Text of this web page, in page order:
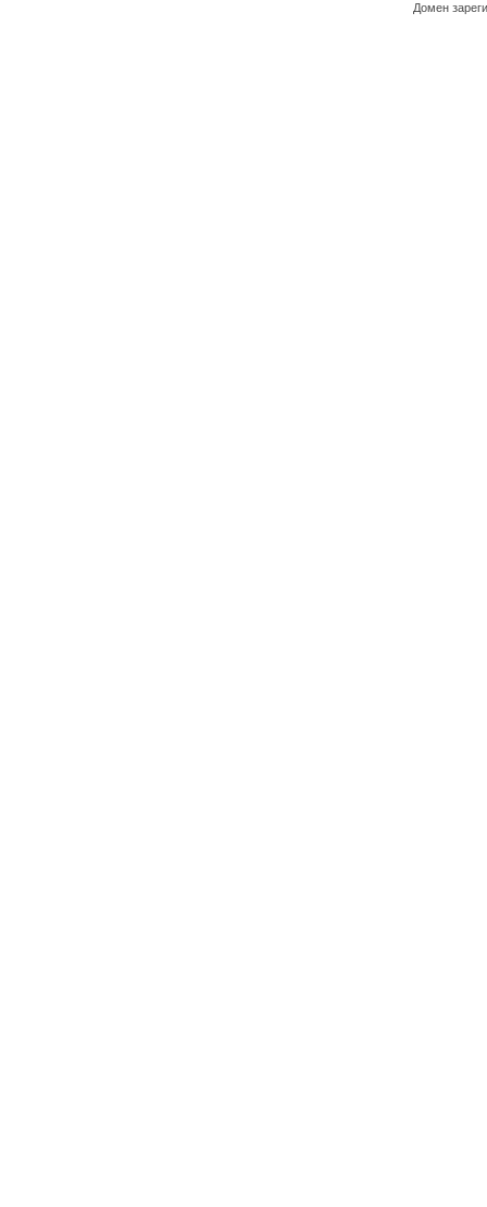
Домен